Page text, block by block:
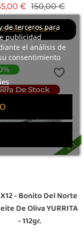
de terceros para
publicidad
el análisis de
consentimiento
€ Precio base
150,00 €
Añadir Al Carrito
De Stock
X12 - Bonito Del Norte
De Oliva YURRITA
- 112gr.